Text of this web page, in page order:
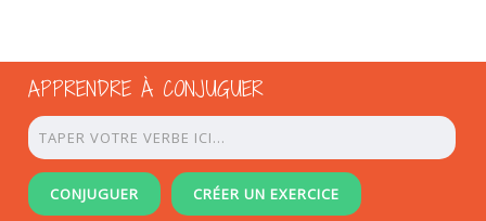
APPRENDRE À CONJUGUER
CONJUGUER CRÉER UN EXERCICE